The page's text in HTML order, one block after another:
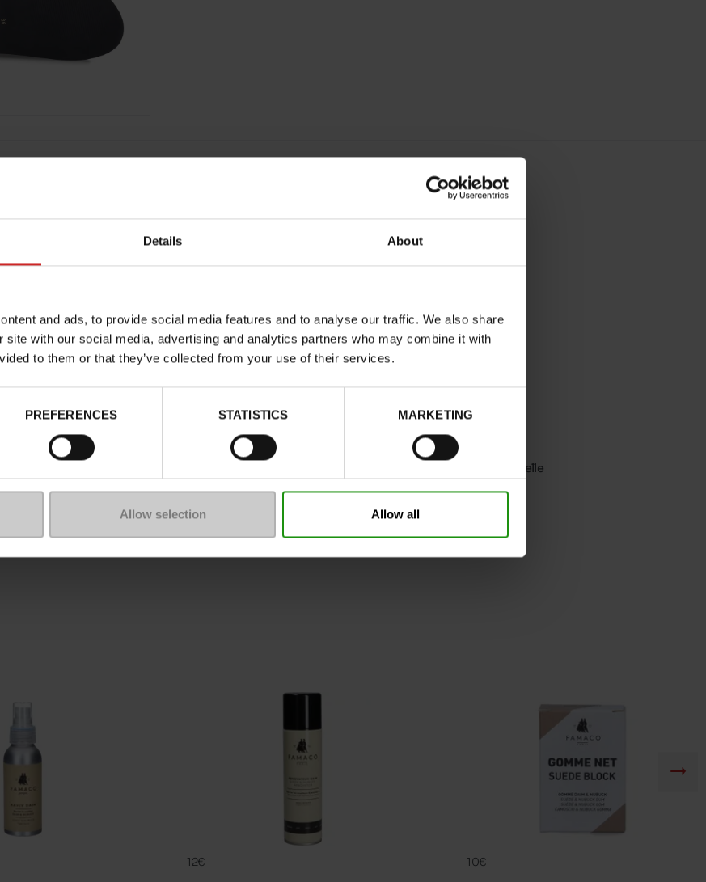
Details About
and ads, to provide social media features and to analyse our traffic. We also share
site with our social media, advertising and analytics partners who may combine it with
to them or that they’ve collected from your use of their services.
PREFERENCES STATISTICS MARKETING
Allow selection Allow all
Caractéristiques
Waterproof
Non
Eco-score
C
Semelle amovible
non
Sans
Prenez votre pointure habituelle
12€
10€